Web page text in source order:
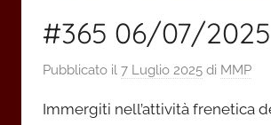
#365 06/07/
Pubblicato il 7 Luglio 2025 di MMP
Immergiti nell’attività frenetica